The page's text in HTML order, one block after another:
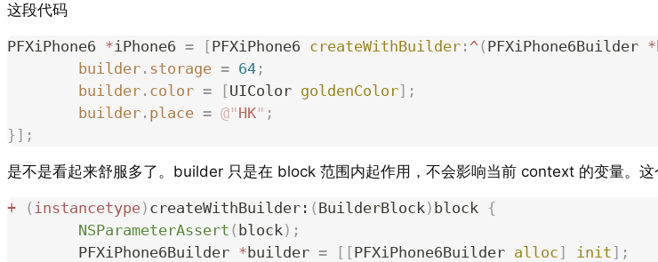
这段代码
PFXiPhone6 *iPhone6 = [PFXiPhone6 createWithBuilder : ^( PFXiPhone6Builder *
	builder
. storage = 64 ;
	builder
. color = [UIColor goldenColor];
	builder
. place = @"HK" ;
}];
是不是看起来舒服多了。builder 只是在 block 范围内起作用，不会影响当前 context 的变量。这
+ ( instancetype) createWithBuilder: ( BuilderBlock ) block {
	NSParameterAssert
( block );
	PFXiPhone6Builder
*builder = [[PFXiPhone6Builder alloc ] init ];